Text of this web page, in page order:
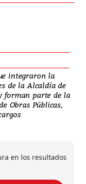
integraron la
de la Alcaldía de
forman parte de la
Obras Públicas,
en los resultados